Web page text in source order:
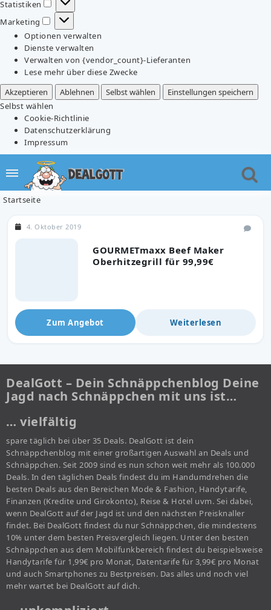
Statistiken
Statistiken
Marketing
Marketing
Optionen verwalten
Dienste verwalten
Verwalten von {vendor_count}-Lieferanten
Lese mehr über diese Zwecke
Akzeptieren
Ablehnen Selbst wählen
Einstellungen speichern
Selbst wählen
Cookie-Richtlinie
Datenschutzerklärung
Impressum
Startseite
GOURMETmaxx Beef Maker
Oberhitzegrill für 99,99€
4. Oktober 2019
Zum Angebot Weiterlesen
DealGott – Dein Schnäppchenblog Deine
Jagd nach Schnäppchen mit uns ist…
… vielfältig
spare täglich bei über 35 Deals. DealGott ist dein
Schnäppchenblog mit einer großartigen Auswahl an Deals und
Schnäppchen. Seit 2009 sind es nun schon weit mehr als 100.000
Deals. In den täglichen Deals findest du im Handumdrehen die
besten Deals aus den Bereichen Mode & Fashion, Handytarife,
Finanzen (Kredite und Girokonto), Reise & Hotel uvm. Sei dabei,
wenn DealGott auf der Jagd ist und den nächsten Preisknaller
findet. Bei DealGott findest du nur Schnäppchen, die mindestens
10% unter dem besten Preisvergleich liegen. Unter den besten
Schnäppchen aus dem Mobilfunkbereich findest du beispielsweise
Handytarife für 1,99€ pro Monat, Datentarife für 3,99€ pro Monat
und auch Smartphones zu Bestpreisen. Das alles und noch viel
mehr wartet bei DealGott auf dich.